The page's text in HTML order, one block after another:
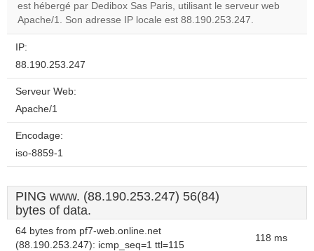
Do you
own this
est hébergé par Dedibox Sas Paris, utilisant le serveur web
Apache/1. Son adresse IP locale est 88.190.253.247.
IP:
88.190.253.247
Serveur Web:
Apache/1
Encodage:
iso-8859-1
PING www. (88.190.253.247) 56(84)
bytes of data.
64 bytes from pf7-web.online.net
(88.190.253.247): icmp_seq=1 ttl=115
118 ms